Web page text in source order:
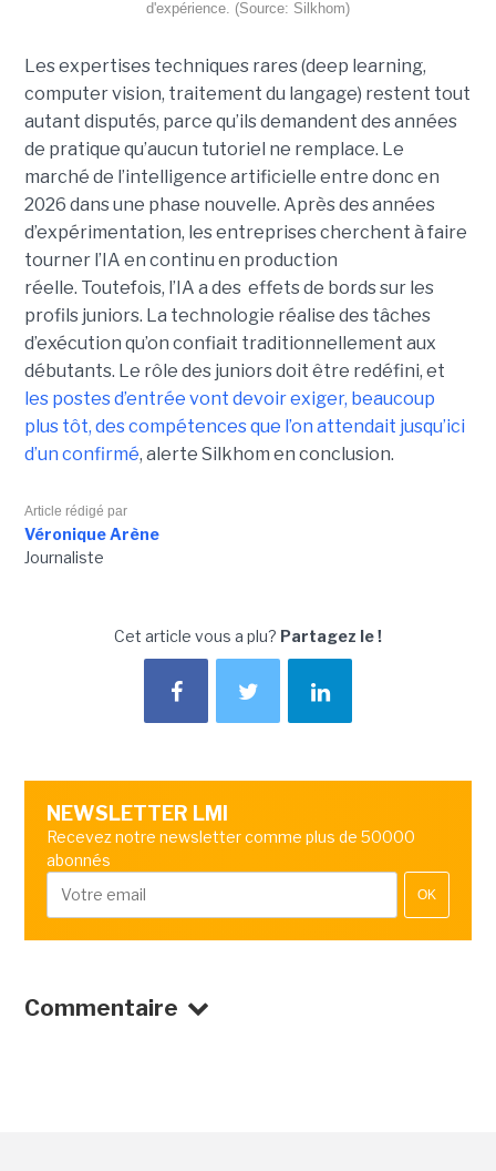
d'expérience. (Source: Silkhom)
Les expertises techniques rares (deep learning,
computer vision, traitement du langage) restent tout
autant disputés, parce qu’ils demandent des années
de pratique qu’aucun tutoriel ne remplace. Le
marché de l’intelligence artificielle entre donc en
2026 dans une phase nouvelle. Après des années
d’expérimentation, les entreprises cherchent à faire
tourner l’IA en continu en production
réelle. Toutefois, l’IA a des effets de bords sur les
profils juniors. La technologie réalise des tâches
d’exécution qu’on confiait traditionnellement aux
débutants. Le rôle des juniors doit être redéfini, et
les postes d’entrée vont devoir exiger, beaucoup
plus tôt, des compétences que l’on attendait jusqu’ici
d’un confirmé, alerte Silkhom en conclusion.
Article rédigé par
Véronique Arène
Journaliste
Cet article vous a plu? Partagez le !
NEWSLETTER LMI
Recevez notre newsletter comme plus de 50000
abonnés
OK
Commentaire